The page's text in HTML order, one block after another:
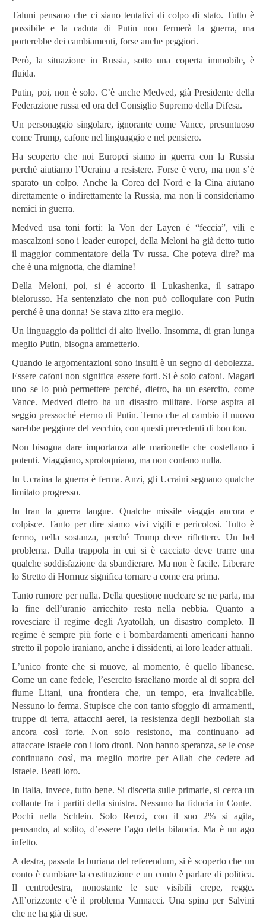
Taluni pensano che ci siano tentativi di colpo di stato. Tutto è
possibile e la caduta di Putin non fermerà la guerra, ma
porterebbe dei cambiamenti, forse anche peggiori.
Però, la situazione in Russia, sotto una coperta immobile, è
fluida.
Putin, poi, non è solo. C’è anche Medved, già Presidente della
Federazione russa ed ora del Consiglio Supremo della Difesa.
Un personaggio singolare, ignorante come Vance, presuntuoso
come Trump, cafone nel linguaggio e nel pensiero.
Ha scoperto che noi Europei siamo in guerra con la Russia
perché aiutiamo l’Ucraina a resistere. Forse è vero, ma non s’è
sparato un colpo. Anche la Corea del Nord e la Cina aiutano
direttamente o indirettamente la Russia, ma non li consideriamo
nemici in guerra.
Medved usa toni forti: la Von der Layen è “feccia”, vili e
mascalzoni sono i leader europei, della Meloni ha già detto tutto
il maggior commentatore della Tv russa. Che poteva dire? ma
che è una mignotta, che diamine!
Della Meloni, poi, si è accorto il Lukashenka, il satrapo
bielorusso. Ha sentenziato che non può colloquiare con Putin
perché è una donna! Se stava zitto era meglio.
Un linguaggio da politici di alto livello. Insomma, di gran lunga
meglio Putin, bisogna ammetterlo.
Quando le argomentazioni sono insulti è un segno di debolezza.
Essere cafoni non significa essere forti. Si è solo cafoni. Magari
uno se lo può permettere perché, dietro, ha un esercito, come
Vance. Medved dietro ha un disastro militare. Forse aspira al
seggio pressoché eterno di Putin. Temo che al cambio il nuovo
sarebbe peggiore del vecchio, con questi precedenti di bon ton.
Non bisogna dare importanza alle marionette che costellano i
potenti. Viaggiano, sproloquiano, ma non contano nulla.
In Ucraina la guerra è ferma. Anzi, gli Ucraini segnano qualche
limitato progresso.
In Iran la guerra langue. Qualche missile viaggia ancora e
colpisce. Tanto per dire siamo vivi vigili e pericolosi. Tutto è
fermo, nella sostanza, perché Trump deve riflettere. Un bel
problema. Dalla trappola in cui si è cacciato deve trarre una
qualche soddisfazione da sbandierare. Ma non è facile. Liberare
lo Stretto di Hormuz significa tornare a come era prima.
Tanto rumore per nulla. Della questione nucleare se ne parla, ma
la fine dell’uranio arricchito resta nella nebbia. Quanto a
rovesciare il regime degli Ayatollah, un disastro completo. Il
regime è sempre più forte e i bombardamenti americani hanno
stretto il popolo iraniano, anche i dissidenti, ai loro leader attuali.
L’unico fronte che si muove, al momento, è quello libanese.
Come un cane fedele, l’esercito israeliano morde al di sopra del
fiume Litani, una frontiera che, un tempo, era invalicabile.
Nessuno lo ferma. Stupisce che con tanto sfoggio di armamenti,
truppe di terra, attacchi aerei, la resistenza degli hezbollah sia
ancora così forte. Non solo resistono, ma continuano ad
attaccare Israele con i loro droni. Non hanno speranza, se le cose
continuano così, ma meglio morire per Allah che cedere ad
Israele. Beati loro.
In Italia, invece, tutto bene. Si discetta sulle primarie, si cerca un
collante fra i partiti della sinistra. Nessuno ha fiducia in Conte.
Pochi nella Schlein. Solo Renzi, con il suo 2% si agita,
pensando, al solito, d’essere l’ago della bilancia. Ma è un ago
infetto.
A destra, passata la buriana del referendum, si è scoperto che un
conto è cambiare la costituzione e un conto è parlare di politica.
Il centrodestra, nonostante le sue visibili crepe, regge.
All’orizzonte c’è il problema Vannacci. Una spina per Salvini
che ne ha già di sue.